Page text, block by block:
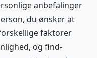
anbefalinger
du ønsker at
faktorer
og find-